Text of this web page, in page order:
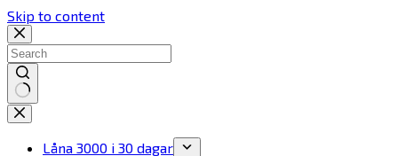
Skip to content
No
results
Låna 3000 i 30 dagar